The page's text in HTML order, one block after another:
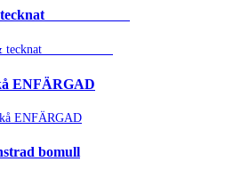
tecknat⠀⠀⠀⠀⠀⠀⠀⠀
ENFÄRGAD
bomull